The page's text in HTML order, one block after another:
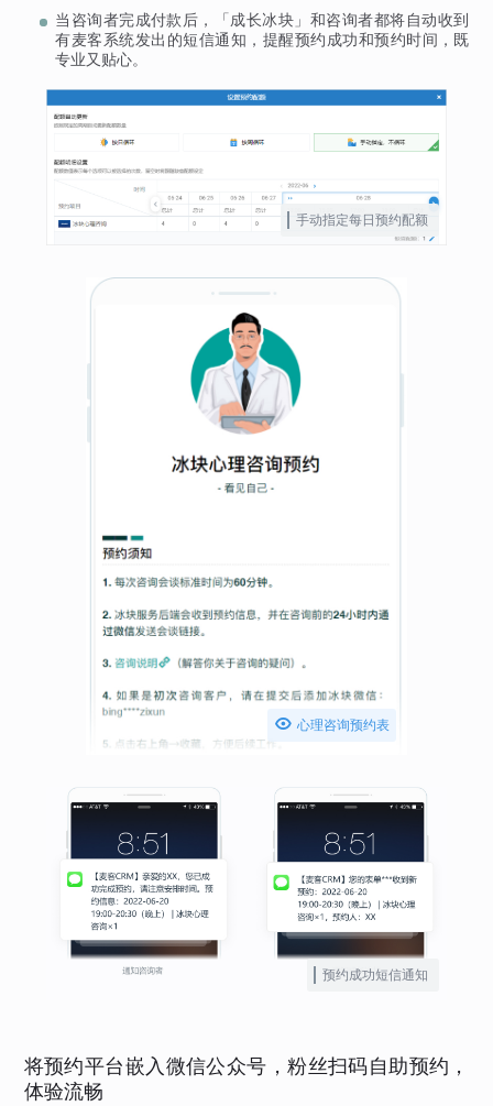
当咨询者完成付款后，「成长冰块」和咨询者都将自动收到
有麦客系统发出的短信通知，提醒预约成功和预约时间，既
专业又贴心。
手动指定每日预约配额
 心理咨询预约表
预约成功短信通知
将预约平台嵌入微信公众号，粉丝扫码自助预约，
体验流畅